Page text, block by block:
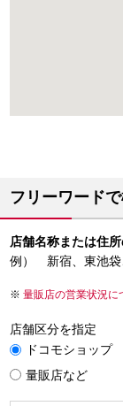
フリーワード
店舗名称または住
例） 新宿、東池袋
量販店の営業状況に
店舗区分を指定
ドコモショップ
量販店など